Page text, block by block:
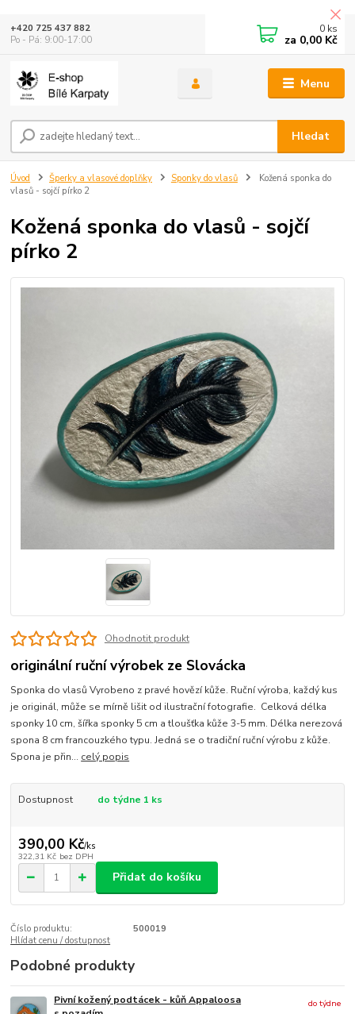
Menu
Hledat
+420 725 437 882
Po - Pá: 9:00-17:00
0 ks
za 0,00 Kč
Úvod Šperky a vlasové doplňky Sponky do vlasů
Kožená sponka do
vlasů - sojčí pírko 2
Kožená sponka do vlasů - sojčí
pírko 2
Ohodnotit produkt
originální ruční výrobek ze Slovácka
Sponka do vlasů Vyrobeno z pravé hovězí kůže. Ruční výroba, každý kus
je originál, může se mírně lišit od ilustrační fotografie. Celková délka
sponky 10 cm, šířka sponky 5 cm a tloušťka kůže 3-5 mm. Délka nerezová
spona 8 cm francouzkého typu. Jedná se o tradiční ruční výrobu z kůže.
Spona je přin... celý popis
Dostupnost do týdne 1 ks
390,00 Kč/ks
322,31 Kč bez DPH
Přidat do košíku
Číslo produktu:
500019
Hlídat cenu / dostupnost
Podobné produkty
Pivní kožený podtácek - kůň Appaloosa
do týdne